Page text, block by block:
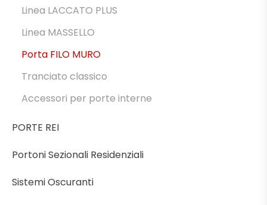
Linea LACCATO PLUS
Linea MASSELLO
Porta FILO MURO
Tranciato classico
Accessori per porte interne
PORTE REI
Portoni Sezionali Residenziali
Sistemi Oscuranti